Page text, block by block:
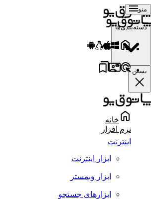
منو
دسته‌بندی‌ها
بستن
خانه
نرم افزار
اینترنت
ابزار اینترنت
ابزار وبمستر
ابزارهای جستجو